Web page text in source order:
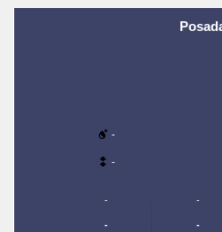
-
-
-
-
-
-